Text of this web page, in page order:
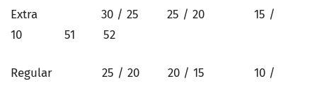
Extra 30 / 25 25 / 20 15 /
10 51 52
Regular 25 / 20 20 / 15 10 /